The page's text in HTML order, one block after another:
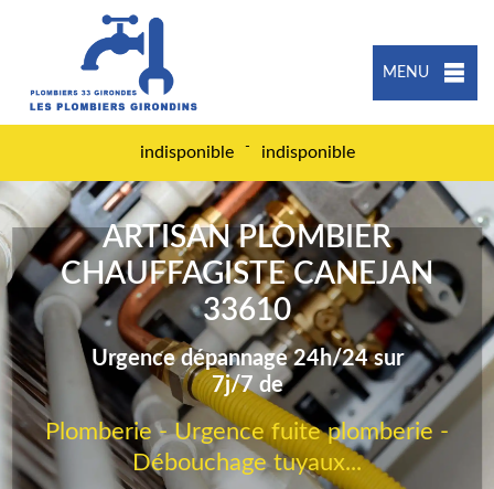
MENU
indisponible - indisponible
ARTISAN PLOMBIER
CHAUFFAGISTE CANEJAN
33610
Urgence dépannage 24h/24 sur
7j/7 de
Plomberie - Urgence fuite plomberie -
Débouchage tuyaux...